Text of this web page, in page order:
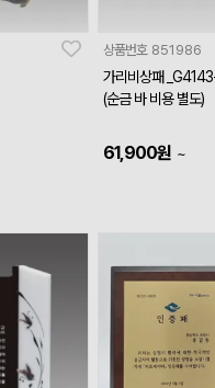
상품번호 851986
가리비상패
(순금 바 비용 별도)
61,900원 ~